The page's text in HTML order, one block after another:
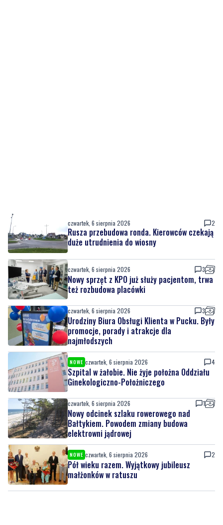
czwartek, 6 sierpnia 2026 2
Rusza przebudowa ronda. Kierowców czekają
duże utrudnienia do wiosny
czwartek, 6 sierpnia 2026 3
Nowy sprzęt z KPO już służy pacjentom, trwa
też rozbudowa placówki
czwartek, 6 sierpnia 2026 3
Urodziny Biura Obsługi Klienta w Pucku. Były
promocje, porady i atrakcje dla
najmłodszych
NOWE czwartek, 6 sierpnia 2026 4
Szpital w żałobie. Nie żyje położna Oddziału
Ginekologiczno-Położniczego
czwartek, 6 sierpnia 2026 1
Nowy odcinek szlaku rowerowego nad
Bałtykiem. Powodem zmiany budowa
elektrowni jądrowej
NOWE czwartek, 6 sierpnia 2026 2
Pół wieku razem. Wyjątkowy jubileusz
małżonków w ratuszu